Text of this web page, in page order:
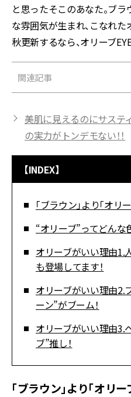
と思ったそこのあなた。ブ
な雰囲気が生まれ、こなれ
秋更新するなら、オリーブ
関連記事
美肌に見えるのにサステ
の実力がトンデモない！！
【INDEX】
「ブラウン」より「オリ
“オリーブ”ってどんな
オリーブがいい理由1.
も登場してます！
オリーブがいい理由2.
ーン”がブーム！
オリーブがいい理由3.
ブ”推し！
「ブラウン」より「オリ